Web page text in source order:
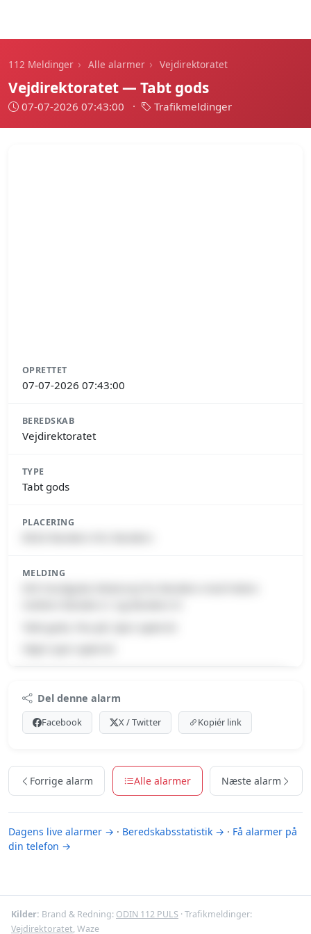
112 Meldinger › Alle alarmer › Vejdirektoratet
Vejdirektoratet — Tabt gods
07-07-2026 07:43:00 · Trafikmeldinger
OPRETTET
07-07-2026 07:43:00
BEREDSKAB
Vejdirektoratet
TYPE
Tabt gods
PLACERING
MELDING
Log ind med Premium for at se meldingen og kortet.
Del denne alarm
Facebook X / Twitter Kopiér link
Forrige alarm Alle alarmer Næste alarm
Dagens live alarmer → · Beredskabsstatistik → · Få alarmer på
din telefon →
Kilder: Brand & Redning: ODIN 112 PULS · Trafikmeldinger:
Vejdirektoratet, Waze